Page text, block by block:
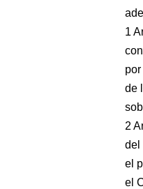
1
de
2
del
el
el